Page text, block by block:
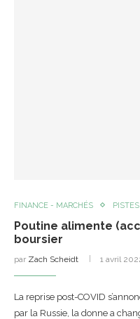
FINANCE - MARCHÉS
Poutine alimente
boursier
par Zach Scheidt 1 avril
La reprise post-COVID
par la Russie, la donne a